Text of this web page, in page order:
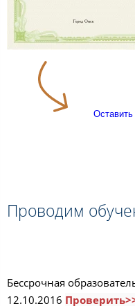
Оставить
Проводим
Бессрочная
12.10.2016